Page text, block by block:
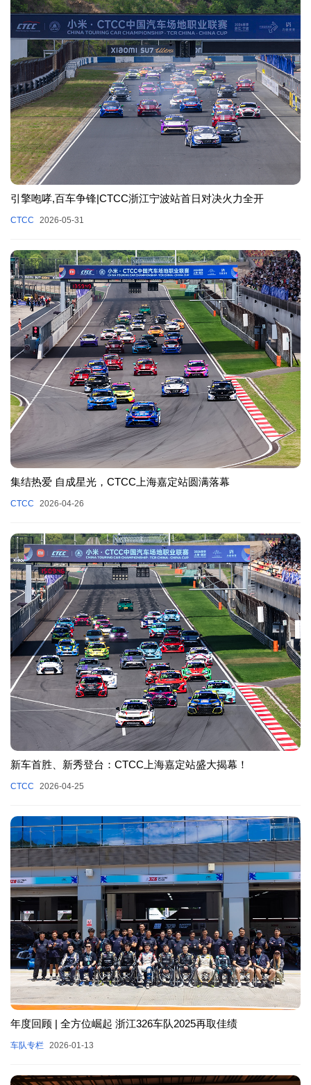
引擎咆哮,百车争锋|CTCC浙江宁波站首日对决火力全开
CTCC 2026-05-31
集结热爱 自成星光，CTCC上海嘉定站圆满落幕
CTCC 2026-04-26
新车首胜、新秀登台：CTCC上海嘉定站盛大揭幕！
CTCC 2026-04-25
年度回顾 | 全方位崛起 浙江326车队2025再取佳绩
车队专栏 2026-01-13